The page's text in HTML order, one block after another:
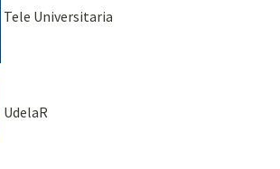
Tele Universitaria
UdelaR